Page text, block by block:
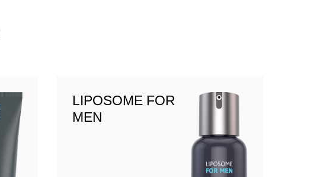
LIPOSOME FOR
MEN